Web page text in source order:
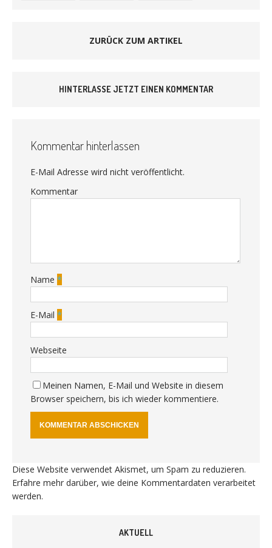
ZURÜCK ZUM ARTIKEL
HINTERLASSE JETZT EINEN KOMMENTAR
Kommentar hinterlassen
E-Mail Adresse wird nicht veröffentlicht.
Kommentar
Name *
E-Mail *
Webseite
Meinen Namen, E-Mail und Website in diesem
Browser speichern, bis ich wieder kommentiere.
Diese Website verwendet Akismet, um Spam zu reduzieren.
Erfahre mehr darüber, wie deine Kommentardaten verarbeitet
werden.
AKTUELL